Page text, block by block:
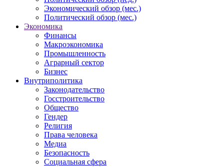
Экономический обзор (мес.)
Политический обзор (мес.)
Экономика
Финансы
Макроэкономика
Промышленность
Аграрный сектор
Бизнес
Внутриполитика
Законодательство
Госстроительство
Общество
Гендер
Религия
Права человека
Медиа
Безопасность
Социальная сфера